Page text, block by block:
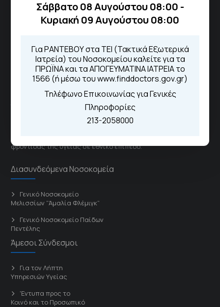
Σάββατο 08 Αυγούστου 08:00 -
Κυριακή 09 Αυγούστου 08:00
Για ΡΑΝΤΕΒΟΥ στα ΤΕΙ (Τακτικά Εξωτερικά
Ιατρεία) του Νοσοκομείου καλείτε για τα
ΠΡΩΪΝΑ και τα ΑΠΟΓΕΥΜΑΤΙΝΑ ΙΑΤΡΕΙΑ το
1566 (ή μέσω του www.finddoctors.gov.gr)
Τηλέφωνο Επικοινωνίας για Γενικές
Πληροφορίες
213-2058000
Καλώντας στην φωνητική πύλη του
1566
ΓΝΑ Νοσοκομείο Σισμανόγλειο - Αμαλία Φλέμιγκ
Το Σισμανόγλειο συνεργάζεται με άλλα νοσηλευτικά
ιδρύματα και μονάδες υγείας στα πλαίσια εφαρμογής
φροντίδας της υγείας σε εθνικό επίπεδο.
Διασυνδεόμενα Νοσοκομεία
Γενικό Νοσοκομείο
Μελισσίων “Άμαλία Φλέμιγκ”
Γενικό Νοσοκομείο Παίδων
Πεντέλης
Άμεσοι Σύνδεσμοι
Για τον Λήπτη
Υπηρεσιών Υγείας
'Εντυπα προς το
Κοινό και το Προσωπικό